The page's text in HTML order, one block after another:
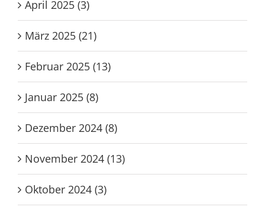
April 2025 (3)
März 2025 (21)
Februar 2025 (13)
Januar 2025 (8)
Dezember 2024 (8)
November 2024 (13)
Oktober 2024 (3)